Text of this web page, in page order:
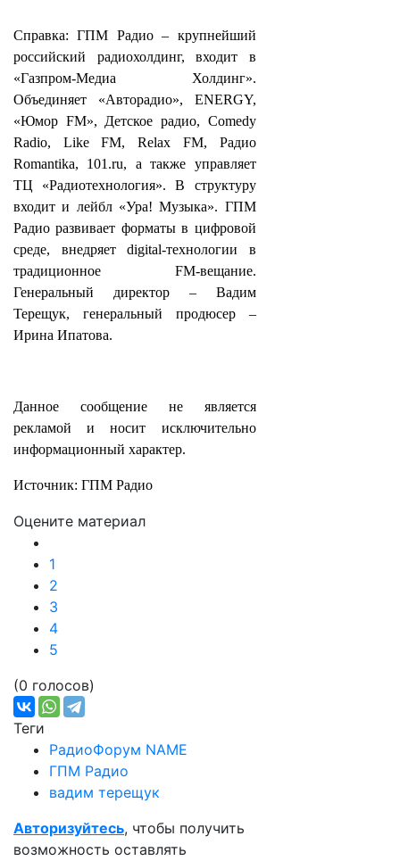
Справка: ГПМ Радио – крупнейший
российский радиохолдинг, входит в
«Газпром-Медиа Холдинг».
Объединяет «Авторадио», ENERGY,
«Юмор FM», Детское радио, Comedy
Radio, Like FM, Relax FM, Радио
Romantika, 101.ru, а также управляет
ТЦ «Радиотехнология». В структуру
входит и лейбл «Ура! Музыка». ГПМ
Радио развивает форматы в цифровой
среде, внедряет digital-технологии в
традиционное FM-вещание.
Генеральный директор – Вадим
Терещук, генеральный продюсер –
Ирина Ипатова.
Данное сообщение не является
рекламой и носит исключительно
информационный характер.
Источник: ГПМ Радио
Оцените материал
1
2
3
4
5
(0 голосов)
Теги
РадиоФорум NAME
ГПМ Радио
вадим терещук
Авторизуйтесь, чтобы получить
возможность оставлять